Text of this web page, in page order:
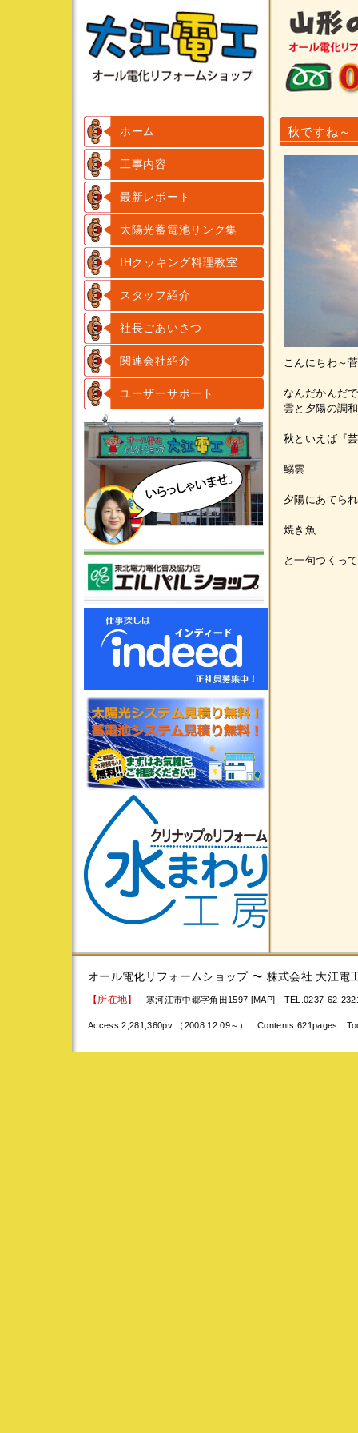
ホーム
工事内容
最新レポート
太陽光蓄電池リンク集
IHクッキング料理教室
スタッフ紹介
社長ごあいさつ
関連会社紹介
ユーザーサポート
秋ですね～
こんにちわ～
なんだかんだ
雲と夕陽の調
秋といえば『
鰯雲
夕陽にあてられ
焼き魚
と一句つくっ
オール電化リフォームショップ 〜 株式会社 大江電
【所在地】 寒河江市中郷字角田1597 [MAP] TEL.0237-62-
Access 2,281,360pv （2008.12.09～） Contents 621pages